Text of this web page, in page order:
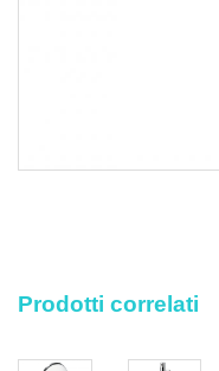
Prodotti correlati